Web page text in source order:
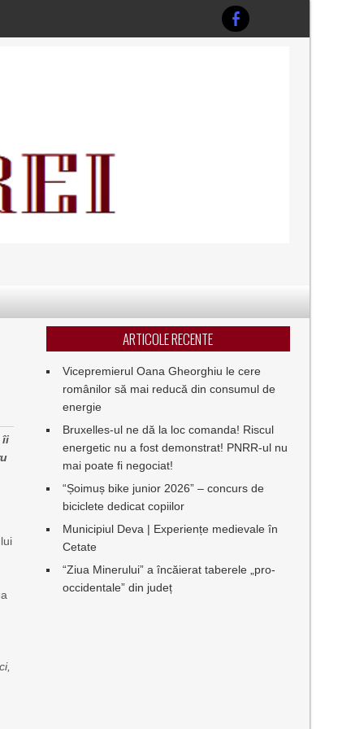
îi
ARTICOLE RECENTE
Vicepremierul Oana Gheorghiu le cere
românilor să mai reducă din consumul de
energie
Bruxelles-ul ne dă la loc comanda! Riscul
energetic nu a fost demonstrat! PNRR-ul nu
mai poate fi negociat!
“Șoimuș bike junior 2026” – concurs de
biciclete dedicat copiilor
Municipiul Deva | Experiențe medievale în
Cetate
“Ziua Minerului” a încăierat taberele „pro-
occidentale” din județ